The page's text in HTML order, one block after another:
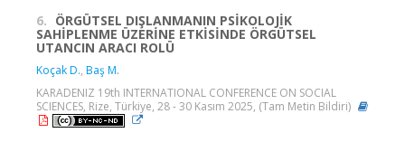
6. ÖRGÜTSEL DIŞLANMANIN PSİKOLOJİK
SAHİPLENME ÜZERİNE ETKİSİNDE ÖRGÜTSEL
UTANCIN ARACI ROLÜ
Koçak D., Baş M.
KARADENIZ 19th INTERNATIONAL CONFERENCE ON SOCIAL
SCIENCES, Rize, Türkiye, 28 - 30 Kasım 2025, (Tam Metin Bildiri)